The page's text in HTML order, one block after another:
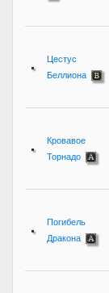
Цестус
Беллиона
Кровавое
Торнадо
Погибель
Дракона